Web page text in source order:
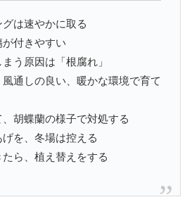
グは速やかに取る
が付きやすい
う原因は「根腐れ」
風通しの良い、暖かな環境で育て
、胡蝶蘭の様子で対処する
げを、冬場は控える
たら、植え替えをする